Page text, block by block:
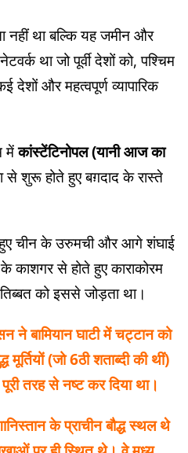
नहीं था बल्कि यह जमीन और
था जो पूर्वी देशों को, पश्चिम
देशों और महत्वपूर्ण व्यापारिक
मेंकांस्टेंटिनोपल (यानी आज का
से शुरू होते हुए बग़दाद के रास्ते
चीन के उरुमची और आगे शंघाई
काशगर से होते हुए काराकोरम
को इससे जोड़ता था।
ने बामियान घाटी में चट्टान को
(जो 6ठी शताब्दी की थीं)
तरह से नष्ट कर दिया था।
के प्राचीन बौद्ध स्थल थे